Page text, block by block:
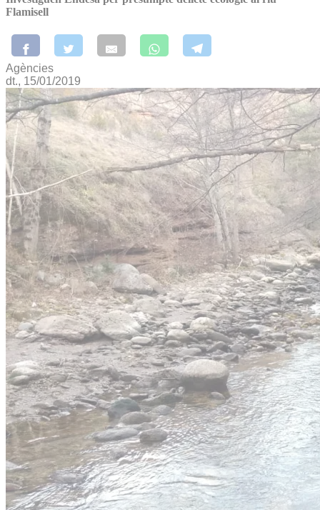
Flamisell
Agències
dt., 15/01/2019